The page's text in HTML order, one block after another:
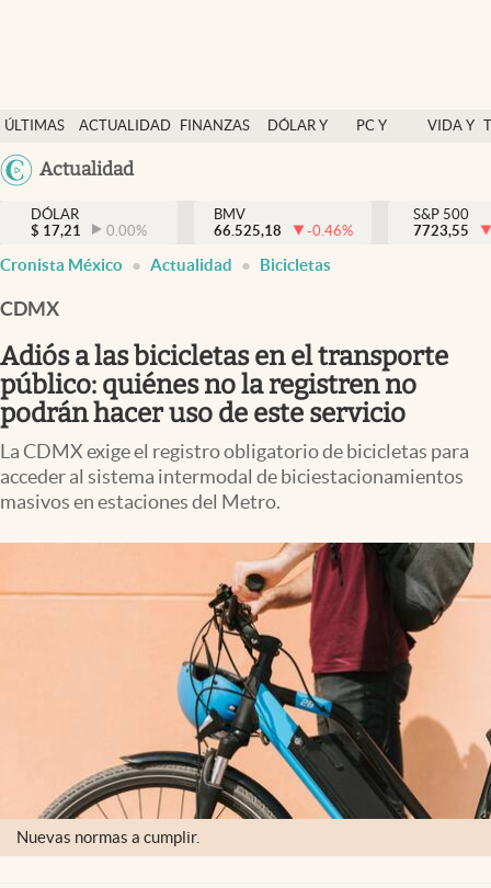
ÚLTIMAS
NOTICIAS
ACTUALIDAD
FINANZAS
DÓLAR Y
PC Y
VIDA Y
México
Actualidad
Actualidad
Finanzas y economía
Dólar y mercados
Pc y celular
Vida y estilo
Tv
Clima
Espiritualidad
DÓLAR
$ 17,21 0.00%
BMV
66.525,18
-0.46%
S&P 500
7723,55
Cronista México Actualidad Bicicletas
CDMX
Adiós a las bicicletas en el transporte
público: quiénes no la registren no
podrán hacer uso de este servicio
La CDMX exige el registro obligatorio de bicicletas para
acceder al sistema intermodal de biciestacionamientos
masivos en estaciones del Metro.
Nuevas normas a cumplir.